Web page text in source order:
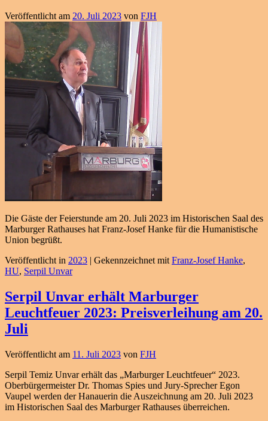
Veröffentlicht am 20. Juli 2023 von FJH
Die Gäste der Feierstunde am 20. Juli 2023 im Historischen Saal des
Marburger Rathauses hat Franz-Josef Hanke für die Humanistische
Union begrüßt.
Veröffentlicht in 2023 | Gekennzeichnet mit Franz-Josef Hanke,
HU, Serpil Unvar
Serpil Unvar erhält Marburger
Leuchtfeuer 2023: Preisverleihung am 20.
Juli
Veröffentlicht am 11. Juli 2023 von FJH
Serpil Temiz Unvar erhält das „Marburger Leuchtfeuer“ 2023.
Oberbürgermeister Dr. Thomas Spies und Jury-Sprecher Egon
Vaupel werden der Hanauerin die Auszeichnung am 20. Juli 2023
im Historischen Saal des Marburger Rathauses überreichen.